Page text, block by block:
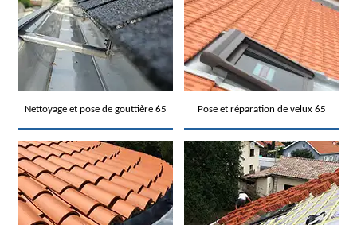
Nettoyage et pose de gouttière 65 Pose et réparation de velux 65